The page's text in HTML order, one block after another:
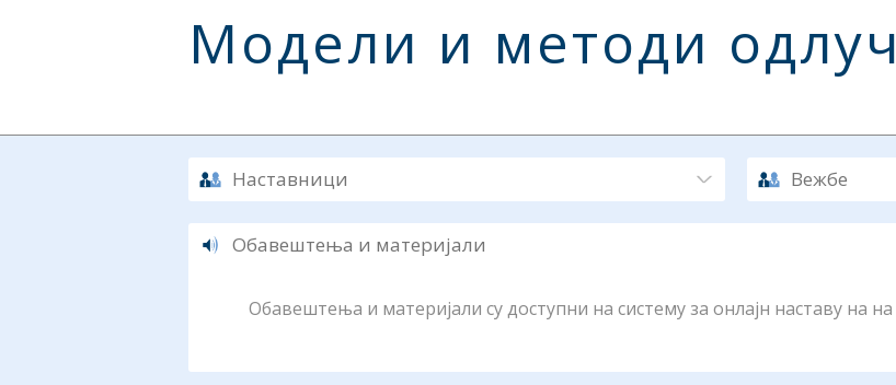
Модели и методи
Наставници Вежбе
Обавештења и материјали
Обавештења и материјали су доступни на систему за онлајн наставу на